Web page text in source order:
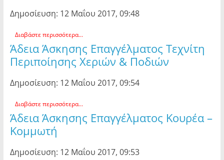
Δημοσίευση: 12 Μαΐου 2017, 09:48
Διαβάστε περισσότερα...
Άδεια Άσκησης Επαγγέλματος Τεχνίτη
Περιποίησης Χεριών & Ποδιών
Δημοσίευση: 12 Μαΐου 2017, 09:54
Διαβάστε περισσότερα...
Άδεια Άσκησης Επαγγέλματος Κουρέα –
Κομμωτή
Δημοσίευση: 12 Μαΐου 2017, 09:53